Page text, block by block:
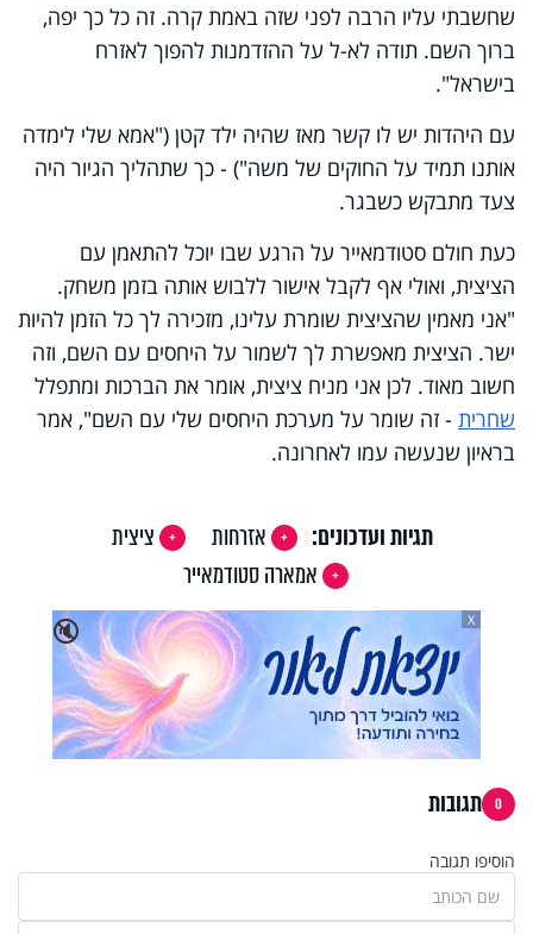
שחשבתי עליו הרבה לפני שזה באמת קרה. זה כל כך יפה,
ברוך השם. תודה לא-ל על ההזדמנות להפוך לאזרח
בישראל".
עם היהדות יש לו קשר מאז שהיה ילד קטן ("אמא שלי לימדה
אותנו תמיד על החוקים של משה") - כך שתהליך הגיור היה
צעד מתבקש כשבגר.
כעת חולם סטודמאייר על הרגע שבו יוכל להתאמן עם
הציצית, ואולי אף לקבל אישור ללבוש אותה בזמן משחק.
"אני מאמין שהציצית שומרת עלינו, מזכירה לך כל הזמן להיות
ישר. הציצית מאפשרת לך לשמור על היחסים עם השם, וזה
חשוב מאוד. לכן אני מניח ציצית, אומר את הברכות ומתפלל
שחרית - זה שומר על מערכת היחסים שלי עם השם", אמר
בראיון שנעשה עמו לאחרונה.
תגיות ועדכונים: אזרחות
ציצית
אמארה סטודמאייר
🔇
X
0 תגובות
הוסיפו תגובה